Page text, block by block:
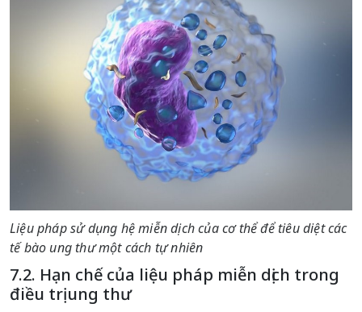
Liệu pháp sử dụng hệ miễn dịch của cơ thể để tiêu diệt các
tế bào ung thư một cách tự nhiên
7.2. Hạn chế của liệu pháp miễn dịch trong
điều trị ung thư